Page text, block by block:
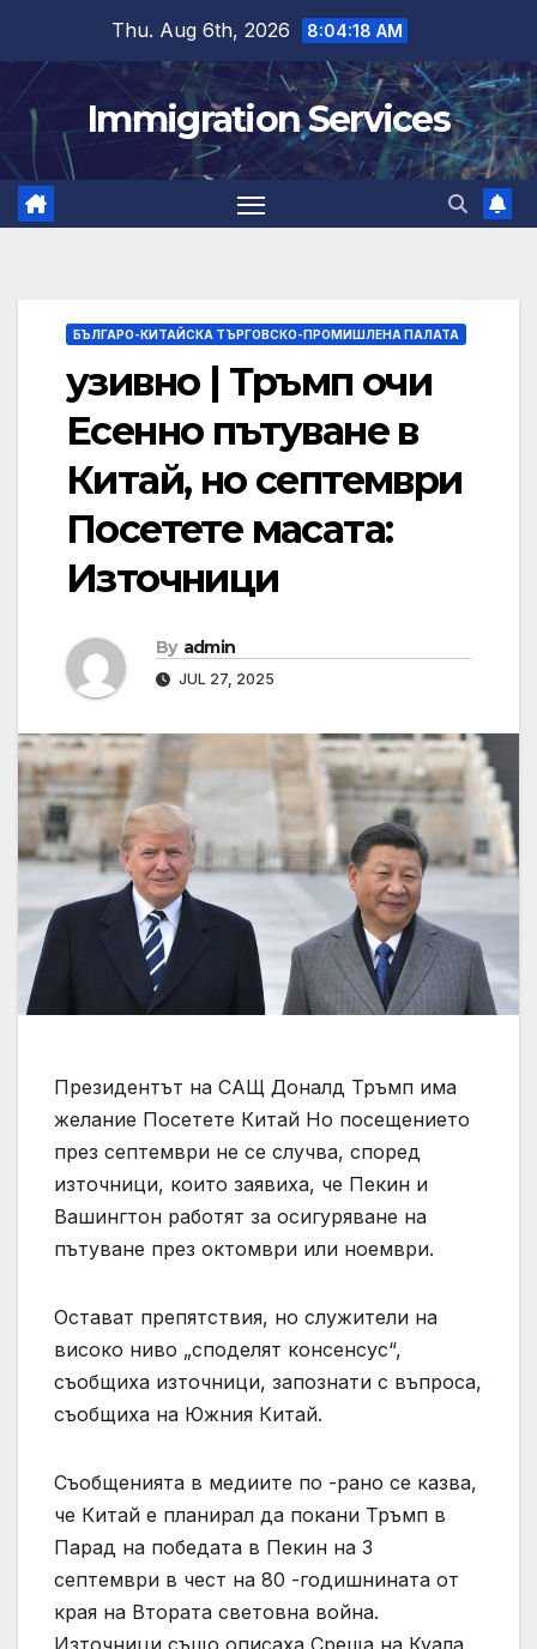
content
Thu. Aug 6th, 2026 8:04:19 AM
Immigration Services
БЪЛГАРО-КИТАЙСКА ТЪРГОВСКО-ПРОМИШЛЕНА ПАЛАТА
узивно | Тръмп очи
Есенно пътуване в
Китай, но септември
Посетете масата:
Източници
By admin
JUL 27, 2025
Президентът на САЩ Доналд Тръмп има
желание Посетете Китай Но посещението
през септември не се случва, според
източници, които заявиха, че Пекин и
Вашингтон работят за осигуряване на
пътуване през октомври или ноември.
Остават препятствия, но служители на
високо ниво „споделят консенсус“,
съобщиха източници, запознати с въпроса,
съобщиха на Южния Китай.
Съобщенията в медиите по -рано се казва,
че Китай е планирал да покани Тръмп в
Парад на победата в Пекин на 3
септември в чест на 80 -годишнината от
края на Втората световна война.